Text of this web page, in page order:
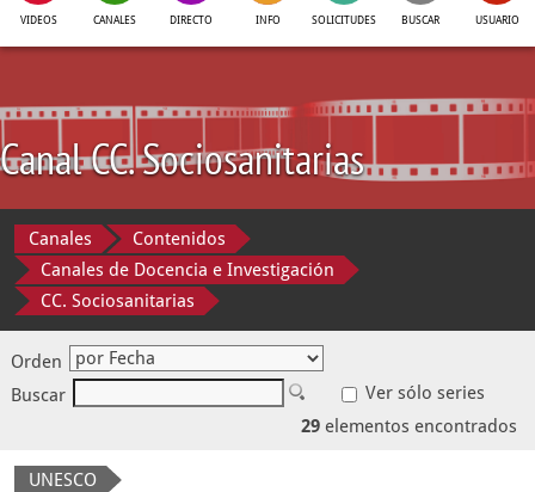
VIDEOS CANALES DIRECTO INFO SOLICITUDES BUSCAR USUARIO
Canal CC. Sociosanitarias
Canales
Contenidos
Canales de Docencia e Investigación
CC. Sociosanitarias
Orden
Buscar
Ver sólo series
29 elementos encontrados
UNESCO